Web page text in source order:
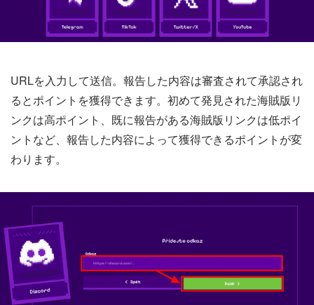
URLを入力して送信。報告した内容は審査されて承認され
るとポイントを獲得できます。初めて発見された海賊版リ
ンクは高ポイント、既に報告がある海賊版リンクは低ポイ
ントなど、報告した内容によって獲得できるポイントが変
わります。